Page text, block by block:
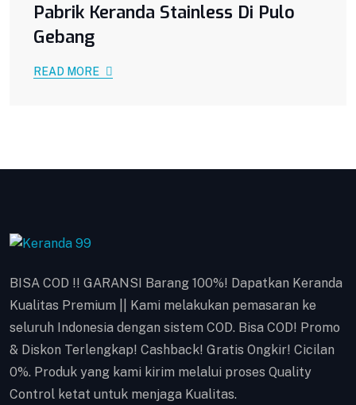
Pabrik Keranda Stainless Di Pulo
Gebang
READ MORE
BISA COD !! GARANSI Barang 100%! Dapatkan Keranda
Kualitas Premium || Kami melakukan pemasaran ke
seluruh Indonesia dengan sistem COD. Bisa COD! Promo
& Diskon Terlengkap! Cashback! Gratis Ongkir! Cicilan
0%. Produk yang kami kirim melalui proses Quality
Control ketat untuk menjaga Kualitas.